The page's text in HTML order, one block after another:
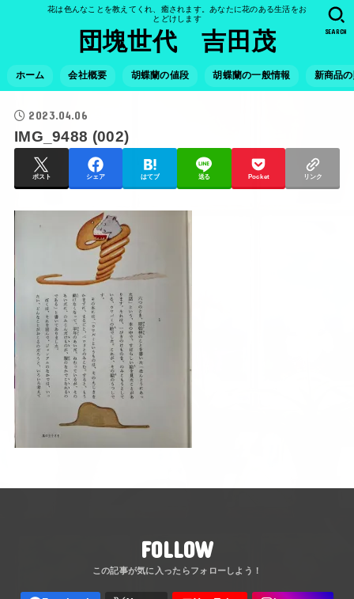
花は色んなことを教えてくれ、癒されます。あなたに花のある生活をお
とどけします
団塊世代 吉田茂
ホーム 会社概要 胡蝶蘭の値段 胡蝶蘭の一般情報 新商品
SEARCH
2023.04.06
IMG_9488 (002)
ポスト シェア はてブ 送る Pocket リンク
FOLLOW